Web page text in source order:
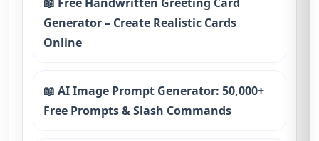
Generator – Create Realistic Cards
Online
📖 AI Image Prompt Generator: 50,000+
Free Prompts & Slash Commands